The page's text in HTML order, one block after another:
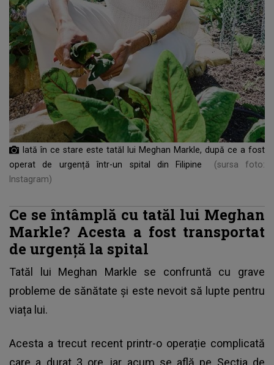
Iată în ce stare este tatăl lui Meghan Markle, după ce a fost
operat de urgență într-un spital din Filipine
(sursa foto:
Instagram)
Ce se întâmplă cu tatăl lui Meghan
Markle? Acesta a fost transportat
de urgență la spital
Tatăl lui Meghan Markle se confruntă cu grave
probleme de sănătate și este nevoit să lupte pentru
viața lui.
Acesta a trecut recent printr-o operație complicată
care a durat 3 ore, iar acum se află pe Secția de